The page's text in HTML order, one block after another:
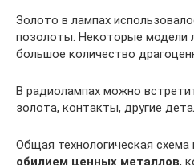
Золото в лампах
позолоты. Некоторые модели
большое количество
В радиолампах можно
золота, контакты, другие
Общая технологическая схема
обилием ценных металлов,